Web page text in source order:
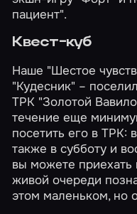
пациент".
Квест-куб
Наше "Шестое
"Кудесник" –
ТРК "Золотой
течение еще
посетить его в ТРК:
также в субботу и
вы можете приехать
живой очереди
этом маленьком, но